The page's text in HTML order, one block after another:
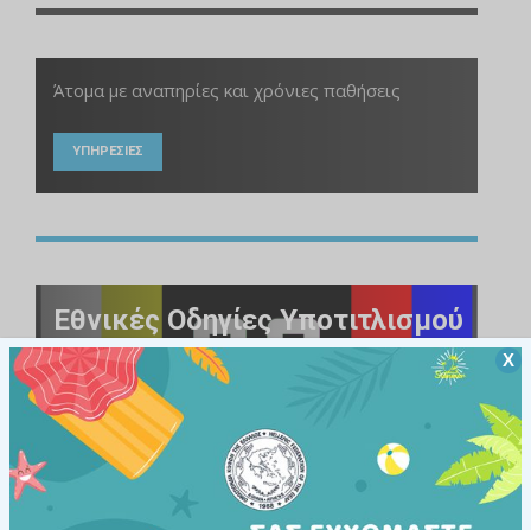
Άτομα με αναπηρίες και χρόνιες παθήσεις
ΥΠΗΡΕΣΙΕΣ
Εθνικές Οδηγίες Υποτιτλισμού
για Λόγους Αισθητηριακής Πρόσβασης
ΕΛΛΗΝΙΚΗ ΤΗΛΕΟΡΑΣΗ
Χ